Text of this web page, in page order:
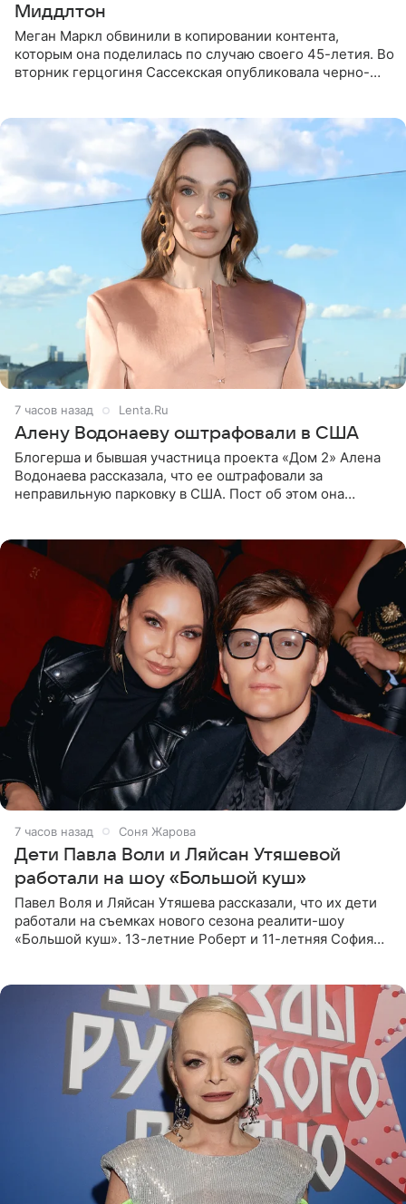
Миддлтон
Меган Маркл обвинили в копировании контента,
которым она поделилась по случаю своего 45-летия. Во
вторник герцогиня Сассекская опубликовала черно-
7 часов назад Lenta.Ru
Алену Водонаеву оштрафовали в США
Блогерша и бывшая участница проекта «Дом 2» Алена
Водонаева рассказала, что ее оштрафовали за
неправильную парковку в США. Пост об этом она
7 часов назад Соня Жарова
Дети Павла Воли и Ляйсан Утяшевой
работали на шоу «Большой куш»
Павел Воля и Ляйсан Утяшева рассказали, что их дети
работали на съемках нового сезона реалити-шоу
«Большой куш». 13-летние Роберт и 11-летняя София